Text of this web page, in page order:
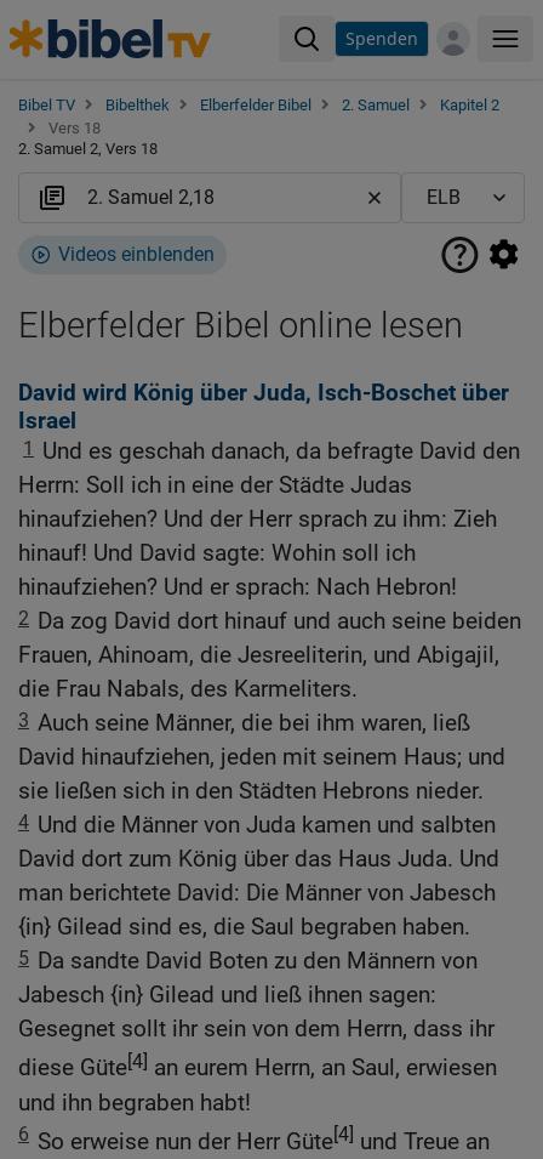
Spenden
Bibel TV Bibelthek Elberfelder Bibel 2. Samuel
Kapitel 2
Vers 18
2. Samuel 2, Vers 18
Videos einblenden
Elberfelder Bibel online lesen
David wird König über Juda, Isch-Boschet über
Israel
1
Und es geschah danach, da befragte David den
Herrn: Soll ich in eine der Städte Judas
hinaufziehen? Und der Herr sprach zu ihm: Zieh
hinauf! Und David sagte: Wohin soll ich
hinaufziehen? Und er sprach: Nach Hebron!
2 Da zog David dort hinauf und auch seine beiden
Frauen, Ahinoam, die Jesreeliterin, und Abigajil,
die Frau Nabals, des Karmeliters.
3 Auch seine Männer, die bei ihm waren, ließ
David hinaufziehen, jeden mit seinem Haus; und
sie ließen sich in den Städten Hebrons nieder.
4 Und die Männer von Juda kamen und salbten
David dort zum König über das Haus Juda. Und
man berichtete David: Die Männer von Jabesch
{in} Gilead sind es, die Saul begraben haben.
5 Da sandte David Boten zu den Männern von
Jabesch {in} Gilead und ließ ihnen sagen:
Gesegnet sollt ihr sein von dem Herrn, dass ihr
diese Güte[4] an eurem Herrn, an Saul, erwiesen
und ihn begraben habt!
6 So erweise nun der Herr Güte[4] und Treue an